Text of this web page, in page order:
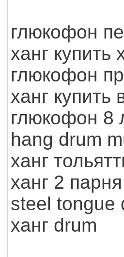
глюкофон
ханг купить
глюкофон
ханг купить
глюкофон 8
hang drum
ханг
ханг 2 парня
steel tongue
ханг drum